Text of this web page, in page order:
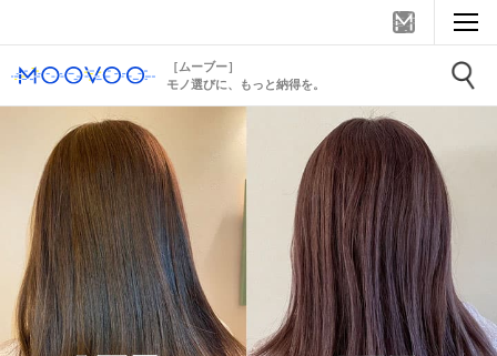
［ムーブー］
モノ選びに、もっと納得を。